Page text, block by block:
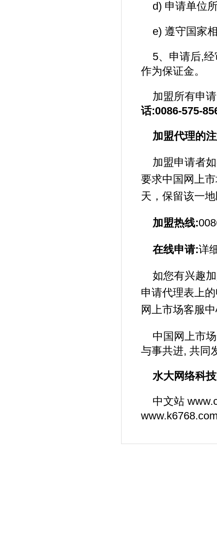
d) 申请单位
e) 遵守国家
5、申请后,
作为保证金。
加盟所有申
话:0086-575-
加盟代理的
加盟申请者
要求中国网上
天，保留该一
加盟热线:
在线申请:详
如您有兴趣
申请代理表上
网上市场客服
中国网上市
与事共进, 共同
水大网络科
中文站